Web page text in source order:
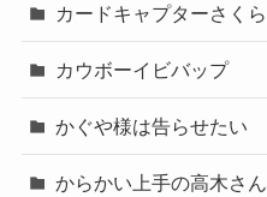
カードキャプターさくら
カウボーイビバップ
かぐや様は告らせたい
からかい上手の高木さん